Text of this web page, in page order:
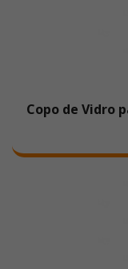
Copo de Vidro